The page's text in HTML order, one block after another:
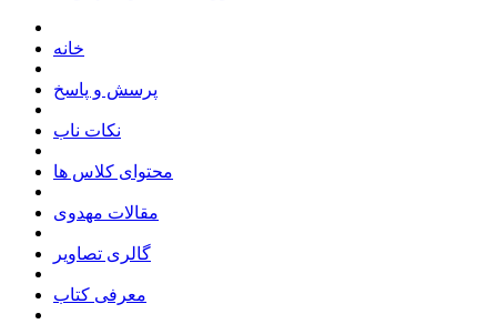
خانه
پرسش و پاسخ
نکات ناب
محتوای کلاس ها
مقالات مهدوی
گالری تصاویر
معرفی کتاب